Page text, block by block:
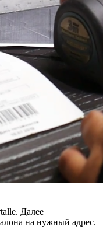
Далее
на нужный адрес.